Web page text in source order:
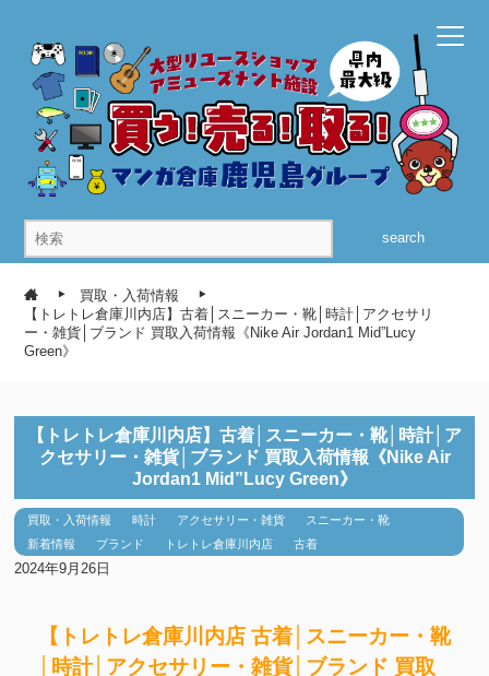
search
買取・入荷情報
【トレトレ倉庫川内店】古着│スニーカー・靴│時計│アクセサリ
ー・雑貨│ブランド 買取入荷情報《Nike Air Jordan1 Mid”Lucy
Green》
【トレトレ倉庫川内店】古着│スニーカー・靴│時計│ア
クセサリー・雑貨│ブランド 買取入荷情報《Nike Air
Jordan1 Mid”Lucy Green》
買取・入荷情報 時計 アクセサリー・雑貨
スニーカー・靴
新着情報
ブランド トレトレ倉庫川内店 古着
2024年9月26日
【トレトレ倉庫川内店 古着│スニーカー・靴
│時計│アクセサリー・雑貨│ブランド 買取